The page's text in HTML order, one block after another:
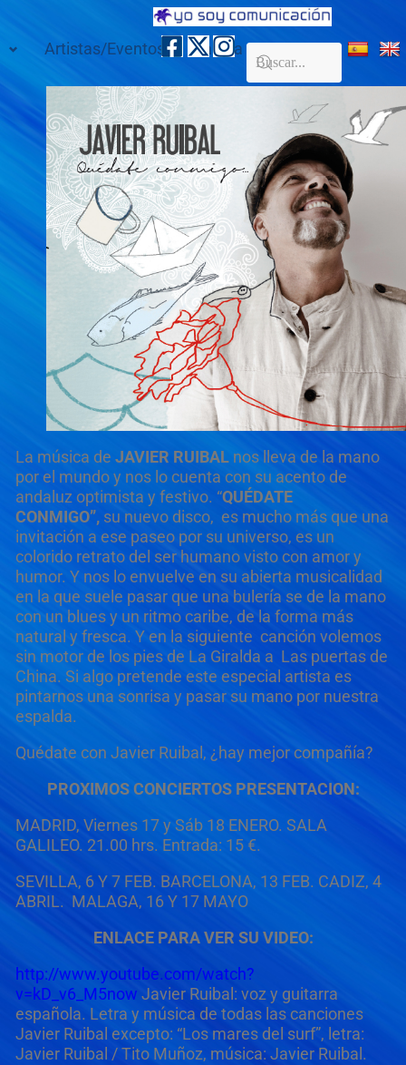
Artistas/Eventos Galería Contacto
La música de JAVIER RUIBALnos lleva de la mano
por el mundo y nos lo cuenta con su acento de
andaluz optimista y festivo. “QUÉDATE
CONMIGO”,su nuevo disco, es mucho más que una
invitación a ese paseo por su universo, es un
colorido retrato del ser humano visto con amor y
humor. Y nos lo envuelve en su abierta musicalidad
en la que suele pasar que una bulería se de la mano
con un blues y un ritmo caribe, de la forma más
natural y fresca. Y en la siguiente canción volemos
sin motor de los pies de La Giralda a Las puertas de
China. Si algo pretende este especial artista es
pintarnos una sonrisa y pasar su mano por nuestra
espalda.
Quédate con Javier Ruibal, ¿hay mejor compañía?
PROXIMOS CONCIERTOS PRESENTACION:
MADRID, Viernes 17 y Sáb 18 ENERO. SALA
GALILEO. 21.00 hrs. Entrada: 15 €.
SEVILLA, 6 Y 7 FEB. BARCELONA, 13 FEB. CADIZ, 4
ABRIL. MALAGA, 16 Y 17 MAYO
ENLACE PARA VER SU VIDEO:
http://www.youtube.com/watch?
v=kD_v6_M5now Javier Ruibal: voz y guitarra
española. Letra y música de todas las canciones
Javier Ruibal excepto: “Los mares del surf”, letra:
Javier Ruibal / Tito Muñoz, música: Javier Ruibal.